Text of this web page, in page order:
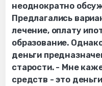
неоднократно
Предлагались
лечение, оплату
образование.
деньги
старости. - Мне
средств - это